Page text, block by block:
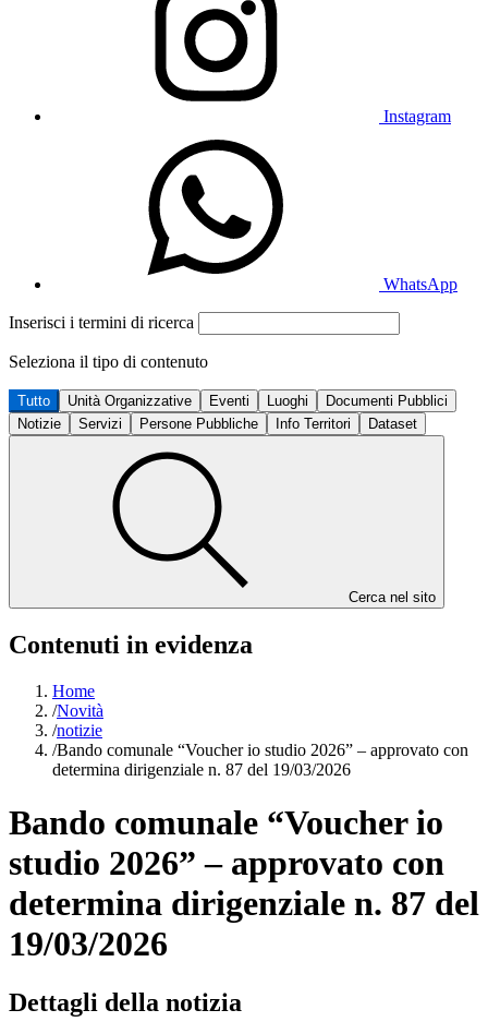
Instagram
WhatsApp
Inserisci i termini di ricerca
Seleziona il tipo di contenuto
Tutto Unità Organizzative Eventi Luoghi
Documenti Pubblici
Notizie
Servizi Persone Pubbliche Info Territori Dataset
Cerca nel sito
Contenuti in evidenza
Home
/Novità
/notizie
/Bando comunale “Voucher io studio 2026” – approvato con
determina dirigenziale n. 87 del 19/03/2026
Bando comunale “Voucher io
studio 2026” – approvato con
determina dirigenziale n. 87 del
19/03/2026
Dettagli della notizia